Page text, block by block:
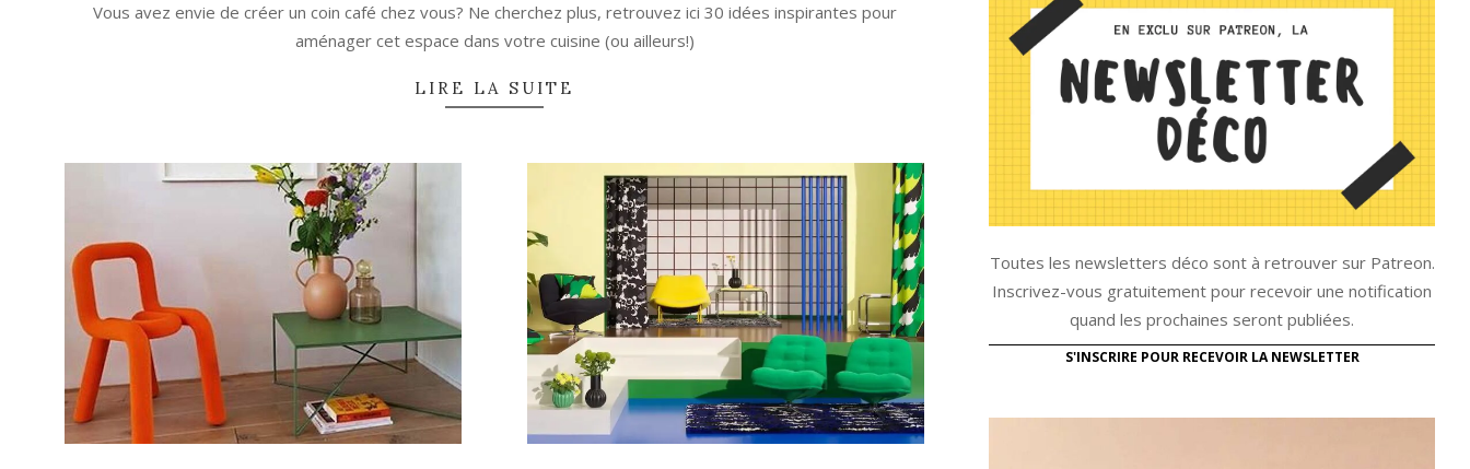
Vous avez envie de créer un coin café chez vous? Ne cherchez plus, retrouvez ici 30 idées inspirantes pour
aménager cet espace dans votre cuisine (ou ailleurs!)
LIRE LA SUITE
Toutes les newsletters déco sont à retrouver sur Patreon.
Inscrivez-vous gratuitement pour recevoir une notification
quand les prochaines seront publiées.
S'INSCRIRE POUR RECEVOIR LA NEWSLETTER